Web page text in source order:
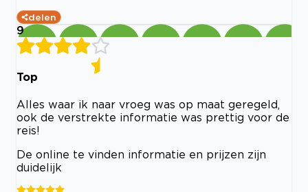
delen
9
Top
Alles waar ik naar vroeg was op maat geregeld,
ook de verstrekte informatie was prettig voor de
reis!
De online te vinden informatie en prijzen zijn
duidelijk